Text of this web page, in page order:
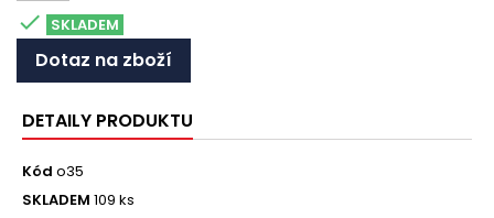
 SKLADEM
Dotaz na zboží
DETAILY PRODUKTU
Kód o35
SKLADEM 109 ks